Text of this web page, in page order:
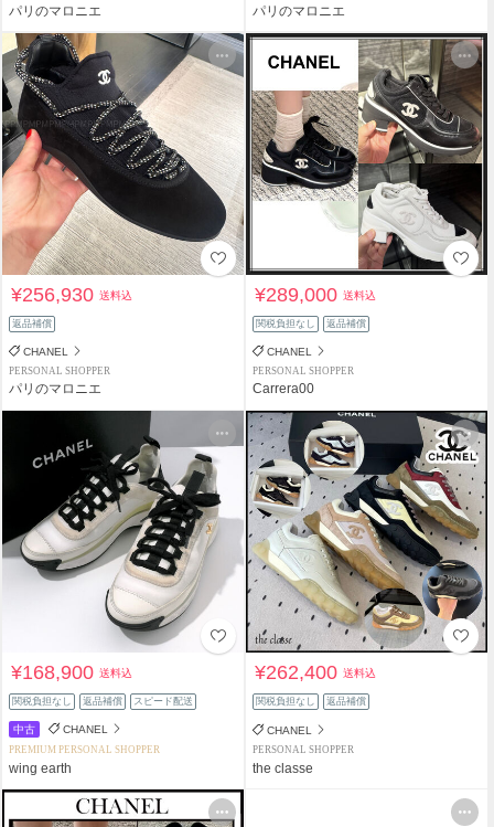
パリのマロニエ パリのマロニエ
¥256,930送料込
返品補償
CHANEL
PERSONAL SHOPPER
パリのマロニエ
¥289,000送料込
関税負担なし 返品補償
CHANEL
PERSONAL SHOPPER
Carrera00
¥168,900送料込
関税負担なし 返品補償 スピード配送
中古 CHANEL
PREMIUM PERSONAL SHOPPER
wing earth
¥262,400送料込
関税負担なし 返品補償
CHANEL
PERSONAL SHOPPER
the classe